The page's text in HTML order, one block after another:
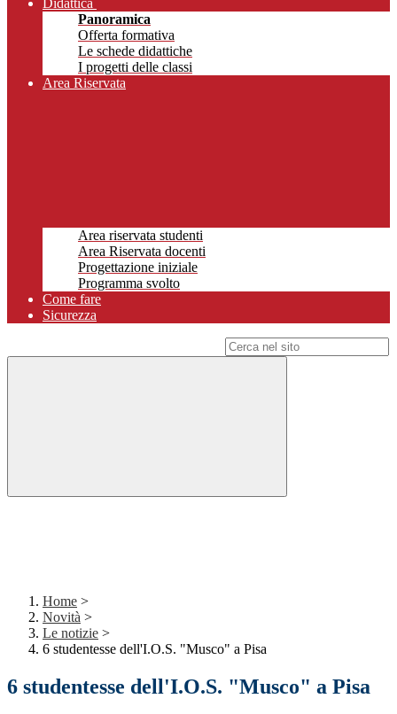
Didattica
Panoramica
Offerta formativa
Le schede didattiche
I progetti delle classi
Area Riservata
Area riservata studenti
Area Riservata docenti
Progettazione iniziale
Programma svolto
Come fare
Sicurezza
Home >
Novità >
Le notizie >
6 studentesse dell'I.O.S. "Musco" a Pisa
6 studentesse dell'I.O.S. "Musco" a Pisa